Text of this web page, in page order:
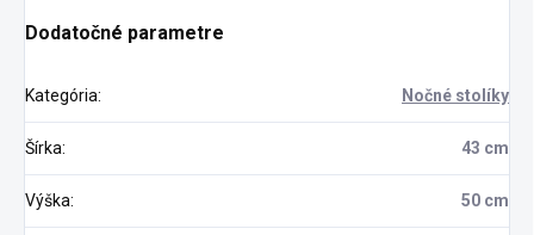
Dodatočné parametre
Kategória: Nočné stolíky
Šírka: 43 cm
Výška: 50 cm